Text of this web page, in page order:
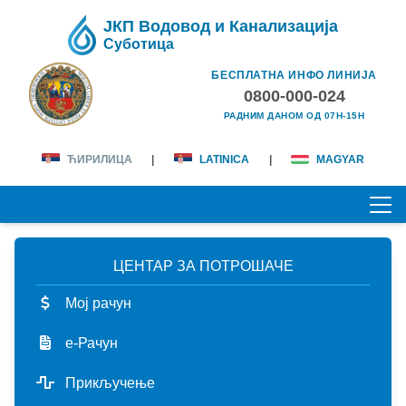
ЈКП Водовод и Канализација
Суботица
БЕСПЛАТНА ИНФО ЛИНИЈА
0800-000-024
РАДНИМ ДАНОМ ОД 07H-15H
ЋИРИЛИЦА LATINICA MAGYAR
ПОЧЕТНА
О НАМА
лична карта
КОРИСНИЦИ
ЦЕНТАР ЗА ПОТРОШАЧЕ
Мој рачун
е-Рачун
Прикључење